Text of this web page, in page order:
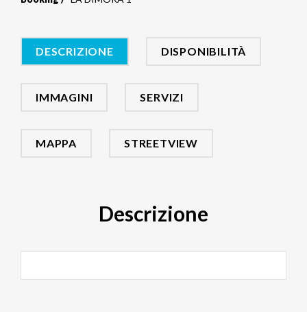
DESCRIZIONE DISPONIBILITÀ
IMMAGINI SERVIZI
MAPPA STREETVIEW
Descrizione